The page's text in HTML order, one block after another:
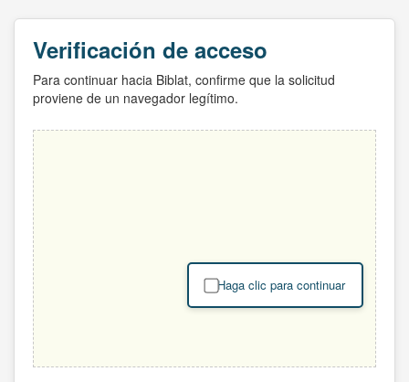
Verificación de acceso
Para continuar hacia Biblat, confirme que la solicitud
proviene de un navegador legítimo.
Haga clic para continuar